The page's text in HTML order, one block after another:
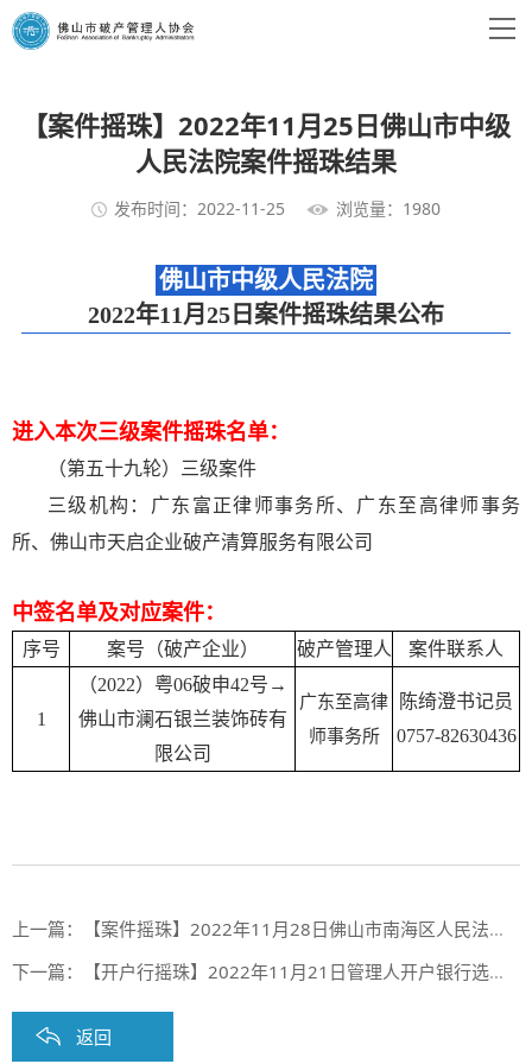
【案件摇珠】2022年11月25日佛山市中级
人民法院案件摇珠结果
发布时间：2022-11-25 浏览量：1980
佛山市中级人民法院
2022年11月25日案件摇珠结果公布
进入本次三级案件摇珠名单：
（第五十九轮）三级案件
三级机构：广东富正律师事务所、广东至高律师事务
所、佛山市天启企业破产清算服务有限公司
中签名单及对应案件：
序号 案号（破产企业） 破产管理人 案件联系人
1
（2022）粤06破申42号→
佛山市澜石银兰装饰砖有
限公司
广东至高律
师事务所
陈绮澄书记员
0757-82630436
上一篇：
【案件摇珠】2022年11月28日佛山市南海区人民法院案件摇珠结果
下一篇：
【开户行摇珠】2022年11月21日管理人开户银行选定摇珠结果（第三十八期）
返回